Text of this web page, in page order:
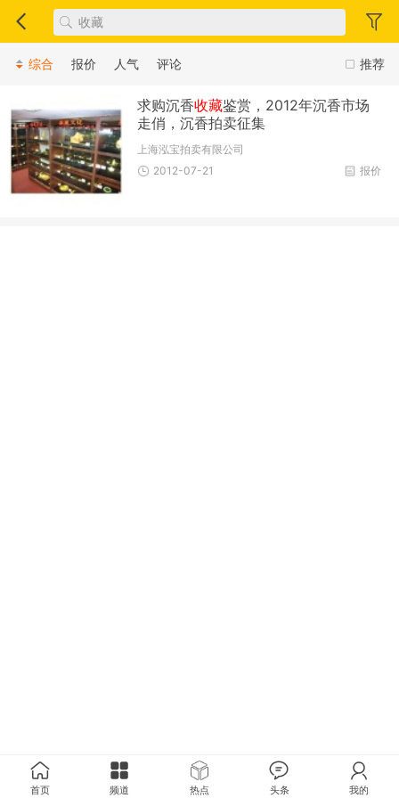
推荐
综合 报价 人气 评论
求购沉香收藏鉴赏，2012年沉香市场
走俏，沉香拍卖征集
上海泓宝拍卖有限公司
报价
2012-07-21
首页 频道 热点 头条 我的